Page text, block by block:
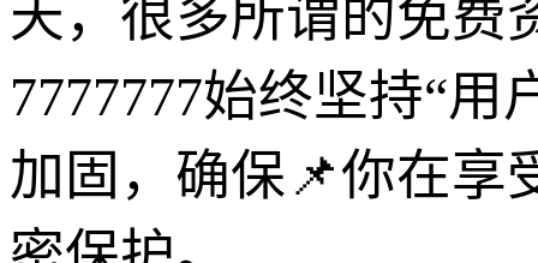
天，很多所谓的免费
7777777始终坚持“
加固，确保📌你在享